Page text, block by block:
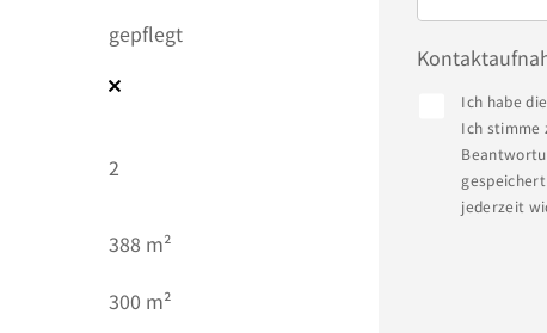
gepflegt
2
388 m²
300 m²
Ich habe die
Ich stimme
jederzeit